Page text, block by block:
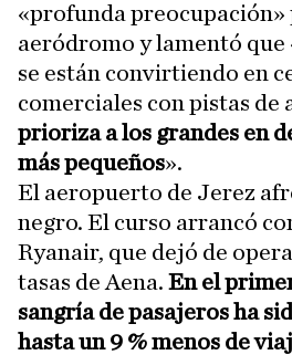
«profunda preocupación»
aeródromo y lamentó
se están convirtiendo en
comerciales con pistas de
prioriza a los grandes en
más pequeños».
El aeropuerto de Jerez
negro. El curso arrancó
Ryanair, que dejó de
tasas de Aena. En el
sangría de pasajeros ha
hasta un 9 % menos de